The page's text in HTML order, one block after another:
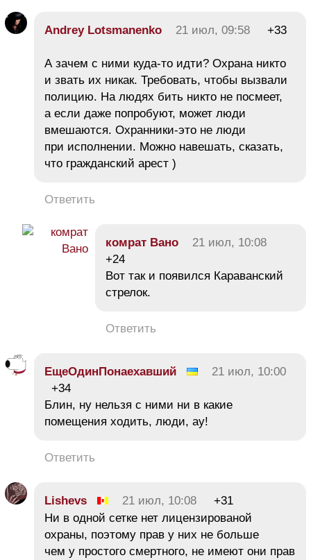
Andrey Lotsmanenko 21 июл, 09:58 +33
А зачем с ними куда-то идти? Охрана никто
и звать их никак. Требовать, чтобы вызвали
полицию. На людях бить никто не посмеет,
а если даже попробуют, может люди
вмешаются. Охранники-это не люди
при исполнении. Можно навешать, сказать,
что гражданский арест )
Ответить
комрат Вано
21 июл, 10:08
+24
Вот так и появился Караванский
стрелок.
Ответить
ЕщеОдинПонаехавший
21 июл, 10:00
+34
Блин, ну нельзя с ними ни в какие
помещения ходить, люди, ау!
Ответить
Lishevs 21 июл, 10:08
+31
Ни в одной сетке нет лицензированой
охраны, поэтому прав у них не больше
чем у простого смертного, не имеют они прав